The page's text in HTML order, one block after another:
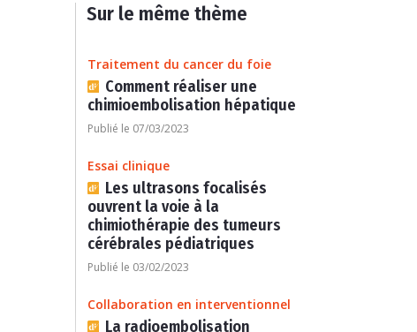
Sur le même thème
Traitement du cancer du foie
Comment réaliser une
chimioembolisation hépatique
Publié le 07/03/2023
Essai clinique
Les ultrasons focalisés
ouvrent la voie à la
chimiothérapie des tumeurs
cérébrales pédiatriques
Publié le 03/02/2023
Collaboration en interventionnel
La radioembolisation